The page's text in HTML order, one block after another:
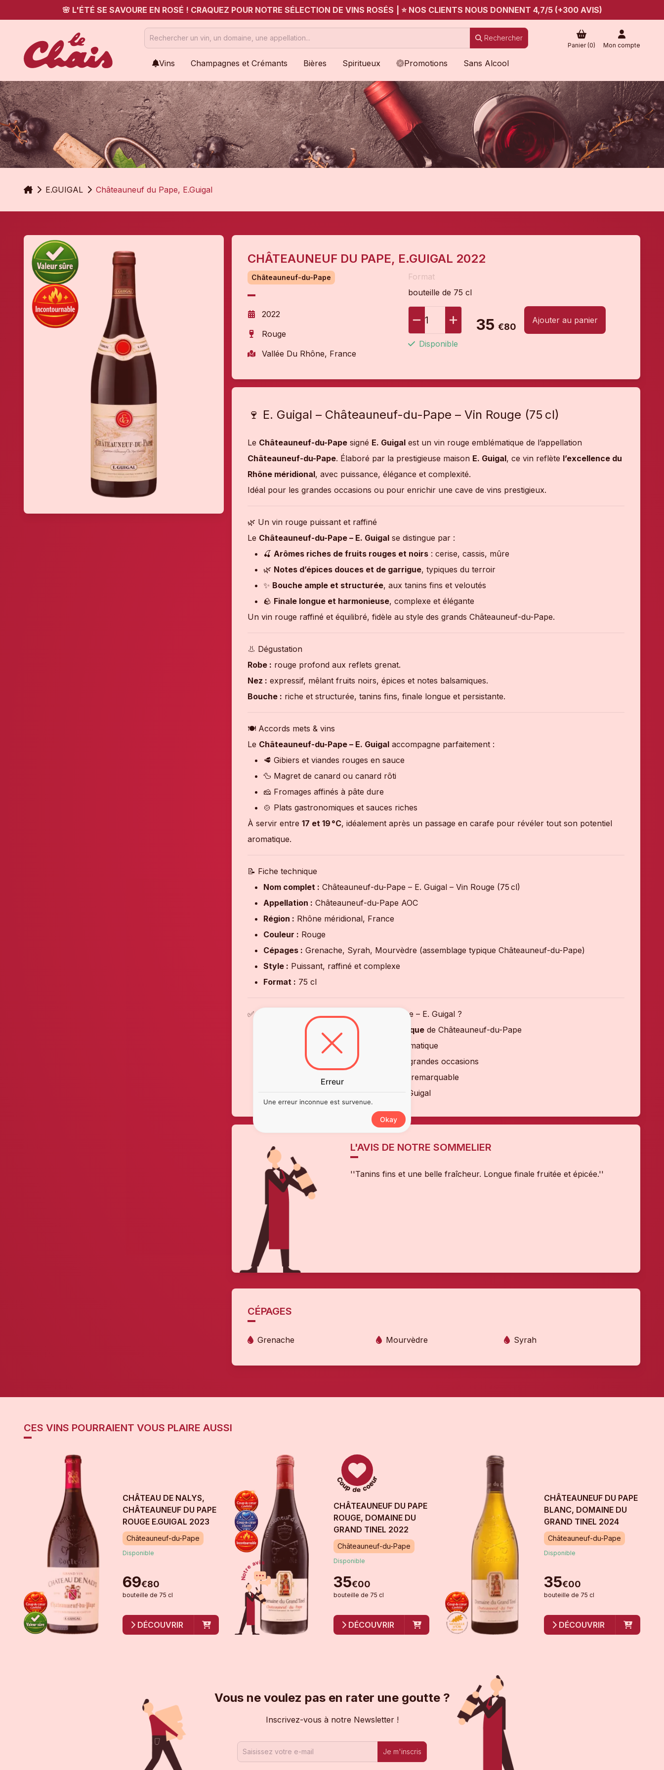
🌸 L'ÉTÉ SE SAVOURE EN ROSÉ ! CRAQUEZ POUR NOTRE SÉLECTION DE VINS ROSÉS ⭐ NOS CLIENTS NOUS DONNENT 4,7/5 (+300 AVIS)
Rechercher
Panier (0) Mon compte
Vins Champagnes et Crémants Bières Spiritueux Promotions Sans Alcool
AccueilE.GUIGAL Châteauneuf du Pape, E.Guigal
CHÂTEAUNEUF DU PAPE, E.GUIGAL 2022
Châteauneuf-du-Pape
2022
Rouge
Vallée Du Rhône, France
Format
bouteille de 75 cl
1 35 €80
Ajouter au panier
Disponible
🍷 E. Guigal – Châteauneuf-du-Pape – Vin Rouge (75 cl)
Le Châteauneuf-du-Pape signé E. Guigal est un vin rouge emblématique de l’appellation
Châteauneuf-du-Pape. Élaboré par la prestigieuse maison E. Guigal, ce vin reflète l’excellence du
Rhône méridional, avec puissance, élégance et complexité.
Idéal pour les grandes occasions ou pour enrichir une cave de vins prestigieux.
🌿 Un vin rouge puissant et raffiné
Le Châteauneuf-du-Pape – E. Guigal se distingue par :
🍒Arômes riches de fruits rouges et noirs : cerise, cassis, mûre
🌿 Notes d’épices douces et de garrigue, typiques du terroir
✨ Bouche ample et structurée, aux tanins fins et veloutés
🪨 Finale longue et harmonieuse, complexe et élégante
Un vin rouge raffiné et équilibré, fidèle au style des grands Châteauneuf-du-Pape.
👃 Dégustation
Robe : rouge profond aux reflets grenat.
Nez : expressif, mêlant fruits noirs, épices et notes balsamiques.
Bouche : riche et structurée, tanins fins, finale longue et persistante.
🍽 Accords mets & vins
Le Châteauneuf-du-Pape – E. Guigal accompagne parfaitement :
🥩 Gibiers et viandes rouges en sauce
🦆 Magret de canard ou canard rôti
🧀 Fromages affinés à pâte dure
🍲 Plats gastronomiques et sauces riches
À servir entre17 et 19 °C, idéalement après un passage en carafe pour révéler tout son potentiel
aromatique.
📝 Fiche technique
Nom complet : Châteauneuf-du-Pape – E. Guigal – Vin Rouge (75 cl)
Appellation : Châteauneuf-du-Pape AOC
Région : Rhône méridional, France
Couleur : Rouge
Cépages : Grenache, Syrah, Mourvèdre (assemblage typique Châteauneuf-du-Pape)
Style : Puissant, raffiné et complexe
Format : 75 cl
✅ Pourquoi choisir le Châteauneuf-du-Pape – E. Guigal ?
✔ Vin rouge
prestigieux et emblématique de Châteauneuf-du-Pape
✔ Puissance, finesse et complexité aromatique
✔ Idéal pour repas gastronomiques et grandes occasions
✔ Tanins élégants et capacité de garde remarquable
✔ Signature de qualité de la maison E. Guigal
L'AVIS DE NOTRE SOMMELIER
''Tanins fins et une belle fraîcheur. Longue finale fruitée et épicée.''
CÉPAGES
Grenache Mourvèdre Syrah
CES VINS POURRAIENT VOUS PLAIRE AUSSI
CHÂTEAU DE NALYS,
CHÂTEAUNEUF DU PAPE
ROUGE E.GUIGAL 2023
Châteauneuf-du-Pape
Disponible
69€80
bouteille de 75 cl
DÉCOUVRIR
CHÂTEAUNEUF DU PAPE
ROUGE, DOMAINE DU
GRAND TINEL 2022
Châteauneuf-du-Pape
Disponible
35€00
bouteille de 75 cl
DÉCOUVRIR
CHÂTEAUNEUF DU PAPE
BLANC, DOMAINE DU
GRAND TINEL 2024
Châteauneuf-du-Pape
Disponible
35€00
bouteille de 75 cl
DÉCOUVRIR
Vous ne voulez pas en rater une goutte ?
Inscrivez-vous à notre Newsletter !
Je m'inscris
Erreur
Une erreur inconnue est survenue.
Okay